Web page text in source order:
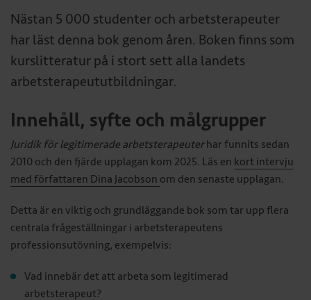
Nästan 5 000 studenter och arbetsterapeuter
har läst denna bok genom åren. Boken finns som
kurslitteratur på i stort sett alla landets
arbetsterapeututbildningar.
Innehåll, syfte och målgrupper
Juridik för legitimerade arbetsterapeuterhar funnits sedan
2010 och den fjärde upplagan kom 2025. Läs en kort intervju
med författaren Dina Jacobson om den senaste upplagan.
Detta är en viktig och grundläggande bok som tar upp flera
centrala frågeställningar i arbetsterapeutens
professionsutövning, exempelvis:
Vad innebär det att arbeta som legitimerad
arbetsterapeut?